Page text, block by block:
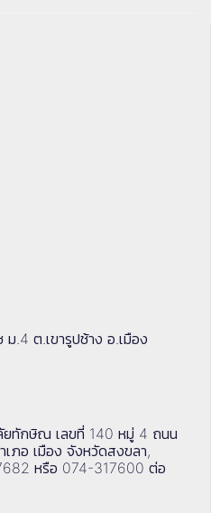
.4 ต.เขารูปช้าง อ.เมือง
ยทักษิณ เลขที่ 140 หมู่ 4 ถนน
ภอ เมือง จังหวัดสงขลา,
หรือ 074-317600 ต่อ